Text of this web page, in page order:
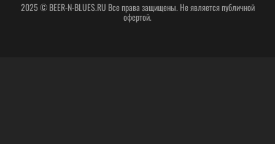
2025 © BEER-N-BLUES.RU Все права защищены. Не является публичной
офертой.